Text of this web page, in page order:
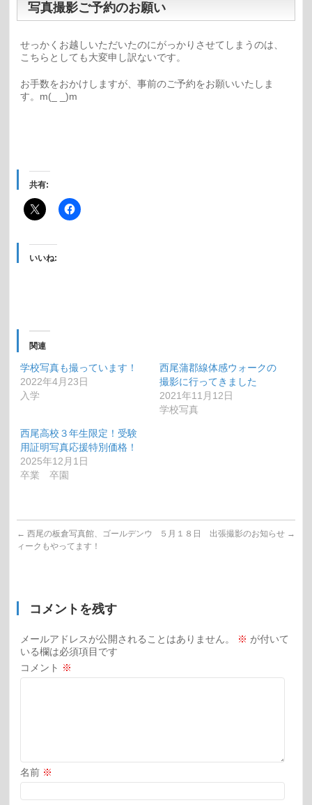
写真撮影ご予約のお願い
せっかくお越しいただいたのにがっかりさせてしまうのは、
こちらとしても大変申し訳ないです。
お手数をおかけしますが、事前のご予約をお願いいたしま
す。m(_ _)m
共有:
いいね:
関連
学校写真も撮っています！
2022年4月23日
入学
西尾蒲郡線体感ウォークの
撮影に行ってきました
2021年11月12日
学校写真
西尾高校３年生限定！受験
用証明写真応援特別価格！
2025年12月1日
卒業 卒園
← 西尾の板倉写真館、ゴールデンウ
ィークもやってます！
５月１８日 出張撮影のお知らせ →
コメントを残す
メールアドレスが公開されることはありません。 ※ が付いて
いる欄は必須項目です
コメント ※
名前 ※